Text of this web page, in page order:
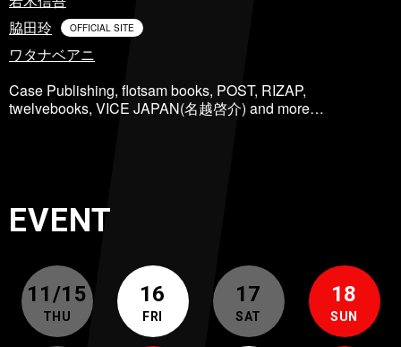
脇田玲
OFFICIAL SITE
ワタナベアニ
Case Publishing, flotsam books, POST, RIZAP,
twelvebooks, VICE JAPAN(名越啓介) and more…
EVENT
11/15
THU
16
FRI
17
SAT
18
SUN